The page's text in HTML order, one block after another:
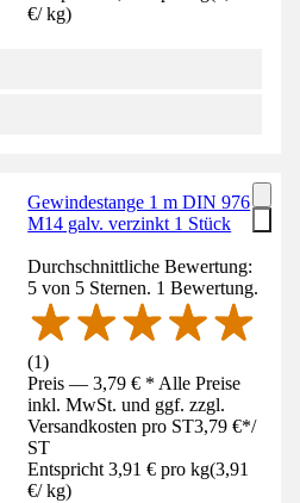
€/ kg)
Gewindestange 1 m DIN 976
M14 galv. verzinkt 1 Stück
Durchschnittliche Bewertung:
5 von 5 Sternen. 1 Bewertung.
(1)
Preis — 3,79 € * Alle Preise
inkl. MwSt. und ggf. zzgl.
Versandkosten pro ST3,79 €*/
ST
Entspricht 3,91 € pro kg(3,91
€/ kg)